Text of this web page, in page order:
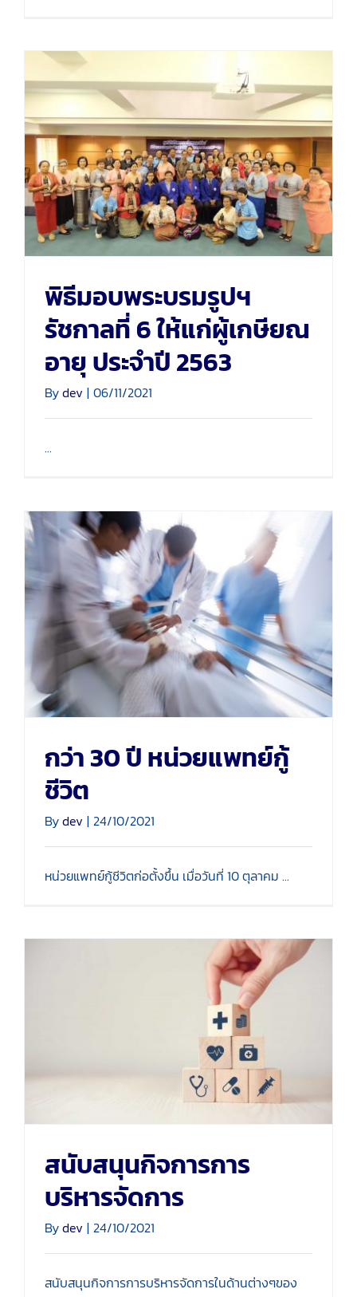
พิธีมอบพระบรมรูปฯ รัชกาล
ที่ 6 ให้แก่ผู้เกษียณอายุ
ประจำปี 2563
พิธีมอบพระบรมรูปฯ
รัชกาลที่ 6 ให้แก่ผู้เกษียณ
อายุ ประจำปี 2563
Bydev | 06/11/2021
...
กว่า 30 ปี หน่วยแพทย์กู้ชีวิต
กว่า 30 ปี หน่วยแพทย์กู้
ชีวิต
Bydev | 24/10/2021
หน่วยแพทย์กู้ชีวิตก่อตั้งขึ้น เมื่อวันที่ 10 ตุลาคม ...
สนับสนุนกิจการการบริหาร
จัดการ
สนับสนุนกิจการการ
บริหารจัดการ
Bydev | 24/10/2021
สนับสนุนกิจการการบริหารจัดการในด้านต่างๆของ